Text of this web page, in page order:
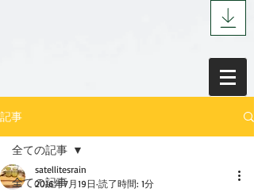
記事
全ての記事
全ての記事
satellitesrain
2016年7月19日 読了時間: 1分